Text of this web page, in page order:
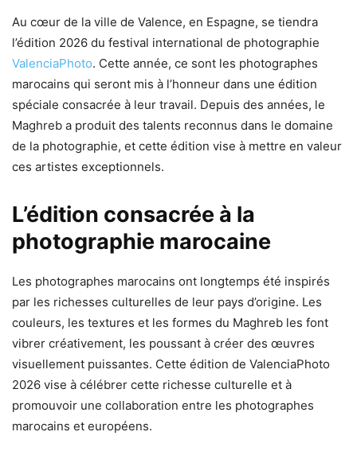
Au cœur de la ville de Valence, en Espagne, se tiendra
l’édition 2026 du festival international de photographie
ValenciaPhoto. Cette année, ce sont les photographes
marocains qui seront mis à l’honneur dans une édition
spéciale consacrée à leur travail. Depuis des années, le
Maghreb a produit des talents reconnus dans le domaine
de la photographie, et cette édition vise à mettre en valeur
ces artistes exceptionnels.
L’édition consacrée à la
photographie marocaine
Les photographes marocains ont longtemps été inspirés
par les richesses culturelles de leur pays d’origine. Les
couleurs, les textures et les formes du Maghreb les font
vibrer créativement, les poussant à créer des œuvres
visuellement puissantes. Cette édition de ValenciaPhoto
2026 vise à célébrer cette richesse culturelle et à
promouvoir une collaboration entre les photographes
marocains et européens.